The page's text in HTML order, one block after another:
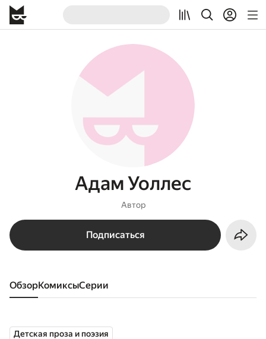
Адам Уоллес
Автор
Подписаться
Обзор комиксы серии
Детская проза и поэзия